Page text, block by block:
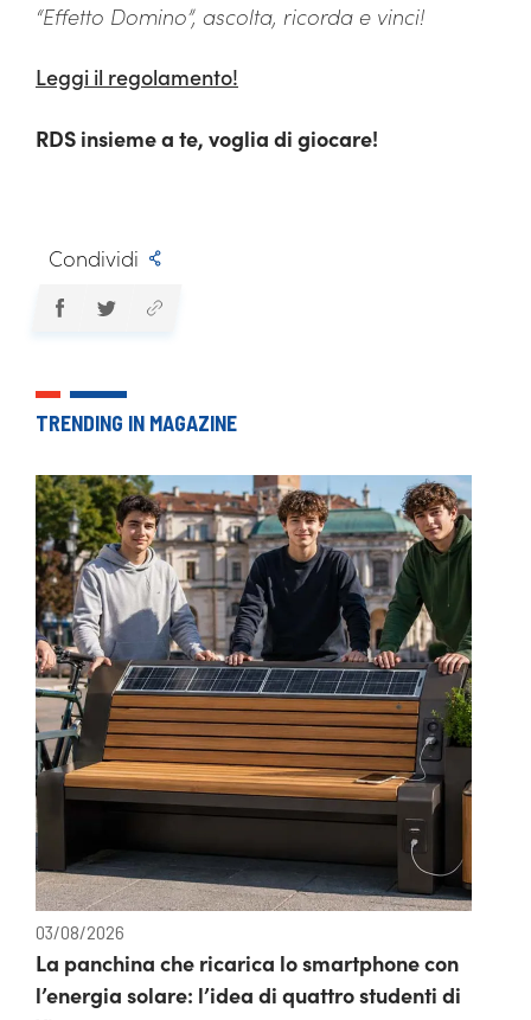
“Effetto Domino”, ascolta, ricorda e vinci!
Leggi il regolamento!
RDS insieme a te, voglia di giocare!
Condividi
TRENDING IN MAGAZINE
03/08/2026
La panchina che ricarica lo smartphone con
l’energia solare: l’idea di quattro studenti di